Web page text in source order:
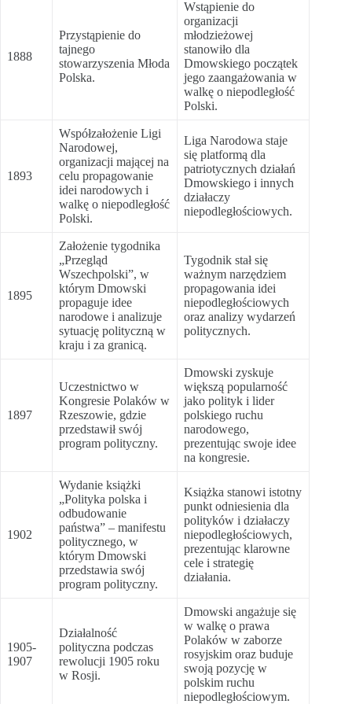
1888
Przystąpienie do
tajnego
stowarzyszenia Młoda
Polska.
Wstąpienie do
organizacji
młodzieżowej
stanowiło dla
Dmowskiego początek
jego zaangażowania w
walkę o niepodległość
Polski.
1893
Współzałożenie Ligi
Narodowej,
organizacji mającej na
celu propagowanie
idei narodowych i
walkę o niepodległość
Polski.
Liga Narodowa staje
się platformą dla
patriotycznych działań
Dmowskiego i innych
działaczy
niepodległościowych.
1895
Założenie tygodnika
„Przegląd
Wszechpolski”, w
którym Dmowski
propaguje idee
narodowe i analizuje
sytuację polityczną w
kraju i za granicą.
Tygodnik stał się
ważnym narzędziem
propagowania idei
niepodległościowych
oraz analizy wydarzeń
politycznych.
1897
Uczestnictwo w
Kongresie Polaków w
Rzeszowie, gdzie
przedstawił swój
program polityczny.
Dmowski zyskuje
większą popularność
jako polityk i lider
polskiego ruchu
narodowego,
prezentując swoje idee
na kongresie.
1902
Wydanie książki
„Polityka polska i
odbudowanie
państwa” – manifestu
politycznego, w
którym Dmowski
przedstawia swój
program polityczny.
Książka stanowi istotny
punkt odniesienia dla
polityków i działaczy
niepodległościowych,
prezentując klarowne
cele i strategię
działania.
1905-
1907
Działalność
polityczna podczas
rewolucji 1905 roku
w Rosji.
Dmowski angażuje się
w walkę o prawa
Polaków w zaborze
rosyjskim oraz buduje
swoją pozycję w
polskim ruchu
niepodległościowym.